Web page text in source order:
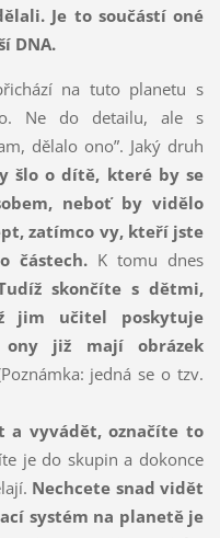
Je to součástí oné
DNA.
na tuto planetu s
Ne do detailu, ale s
dělalo ono”. Jaký druh
šlo o dítě, které by se
neboť by vidělo
zatímco vy, kteří jste
částech. K tomu dnes
skončíte s dětmi,
jim učitel poskytuje
ony již mají obrázek
jedná se o tzv.
a vyvádět, označíte to
je do skupin a dokonce
Nechcete snad vidět
systém na planetě je